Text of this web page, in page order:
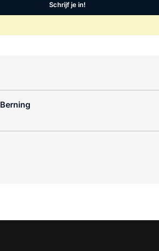
Schrijf je in!